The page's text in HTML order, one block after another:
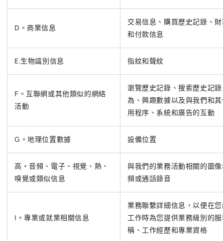
D。商業信息
交易信息、購買歷史記錄、
和付款信息
E.生物識別信息 指紋和聲紋
F。互聯網或其他類似的網絡
活動
瀏覽歷史記錄、搜索歷史記
為、興趣數據以及與我們和
用程序、系統和廣告的互動
G。地理位置數據 設備位置
高。音頻、電子、視覺、熱、
嗅覺或類似信息
與我們的業務活動相關的圖
頻或通話錄音
I。專業或就業相關信息
業務聯繫詳細信息，以便在
工作時為您提供業務級別的
稱、工作經歷和專業資格